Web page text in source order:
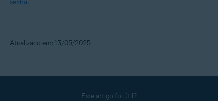
senha.
Atualizado em: 13/05/2025
Este artigo foi útil?